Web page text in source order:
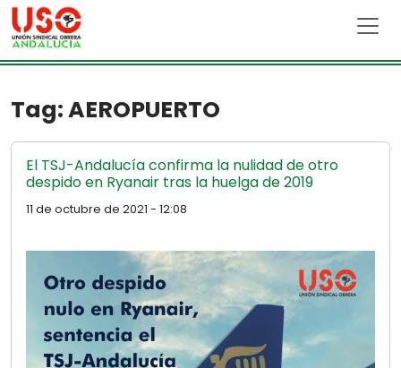
Skip to main content
Tag: AEROPUERTO
El TSJ-Andalucía confirma la nulidad de otro
despido en Ryanair tras la huelga de 2019
11 de octubre de 2021 - 12:08